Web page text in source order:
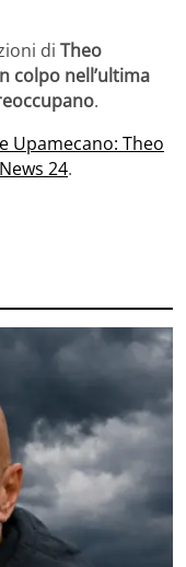
di Theo
colpo nell’ultima
.
Upamecano: Theo
24.